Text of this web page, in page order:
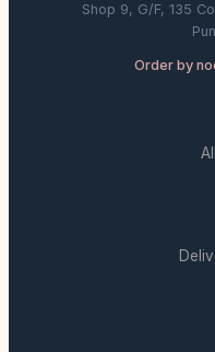
Shop 9, G/F, 135
Order by